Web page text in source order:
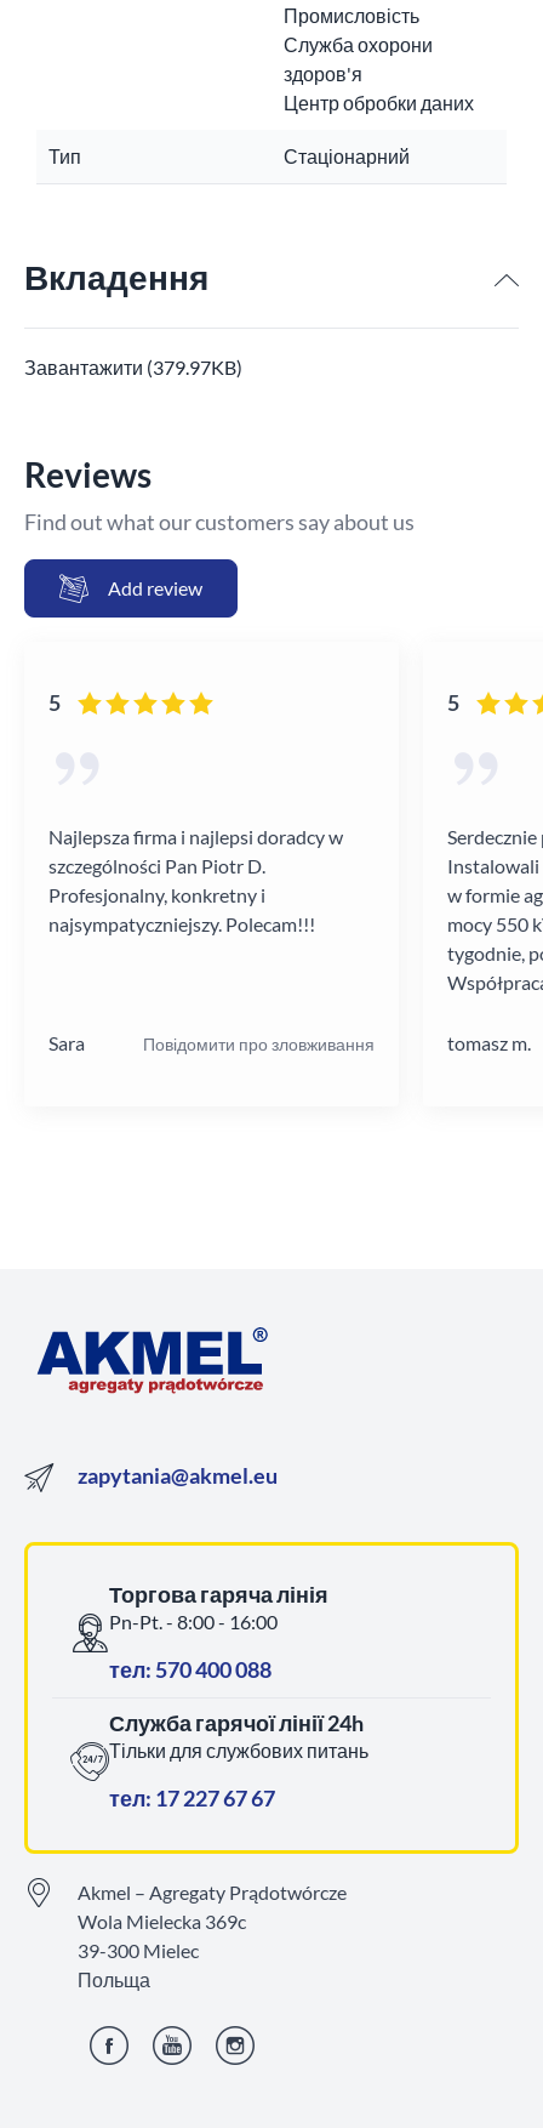
Промисловість
Служба охорони
здоров'я
Центр обробки даних
Тип Стаціонарний
Вкладення
Завантажити (379.97KB)
Reviews
Find out what our customers say about us
Add review
5
Najlepsza firma i najlepsi doradcy w
szczególności Pan Piotr D.
Profesjonalny, konkretny i
najsympatyczniejszy. Polecam!!!
Sara Повідомити про зловживання
5
Instalowali
w formie
mocy 550
tygodnie,
tomasz m.
zapytania@akmel.eu
Торгова гаряча лінія
Pn-Pt. - 8:00 - 16:00
тел: 570 400 088
Служба гарячої лінії 24h
Тільки для службових питань
тел: 17 227 67 67
Akmel – Agregaty Prądotwórcze
Wola Mielecka 369c
39-300 Mielec
Польща